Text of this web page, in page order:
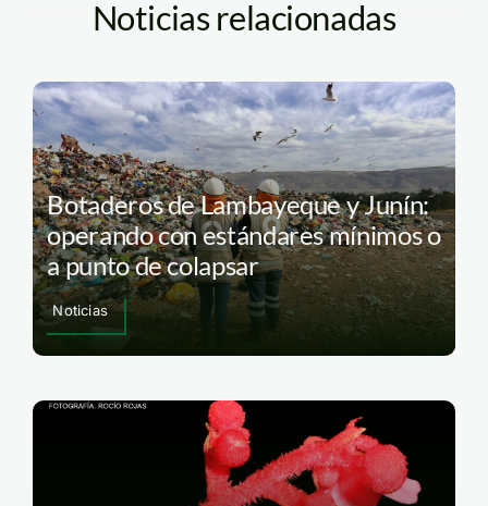
Noticias relacionadas
Botaderos de Lambayeque y Junín:
operando con estándares mínimos o
a punto de colapsar
Noticias